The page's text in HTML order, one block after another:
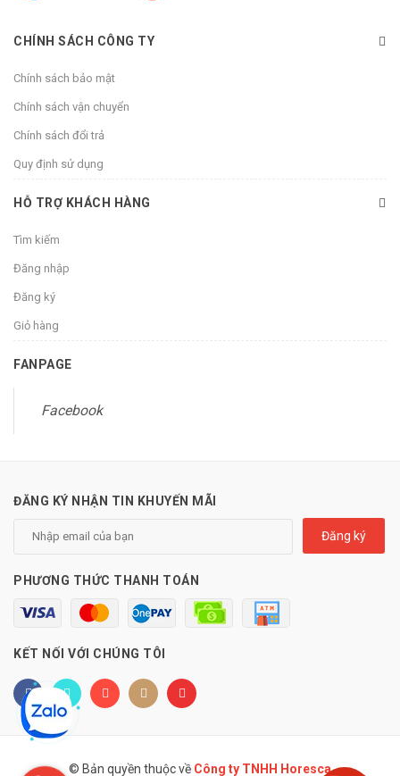
CHÍNH SÁCH CÔNG TY
Chính sách bảo mật
Chính sách vận chuyển
Chính sách đổi trả
Quy định sử dụng
HỖ TRỢ KHÁCH HÀNG
Tìm kiếm
Đăng nhập
Đăng ký
Giỏ hàng
FANPAGE
Facebook
ĐĂNG KÝ NHẬN TIN KHUYẾN MÃI
Đăng ký
PHƯƠNG THỨC THANH TOÁN
KẾT NỐI VỚI CHÚNG TÔI
© Bản quyền thuộc về Công ty TNHH Horesca